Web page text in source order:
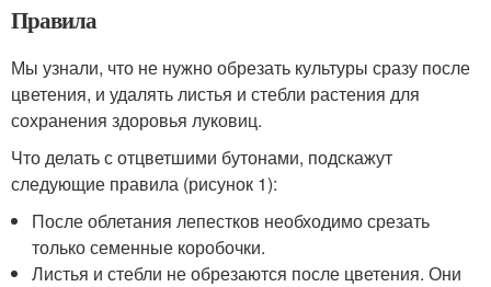
Правила
Мы узнали, что не нужно обрезать культуры сразу после
цветения, и удалять листья и стебли растения для
сохранения здоровья луковиц.
Что делать с отцветшими бутонами, подскажут
следующие правила (рисунок 1):
После облетания лепестков необходимо срезать
только семенные коробочки.
Листья и стебли не обрезаются после цветения. Они